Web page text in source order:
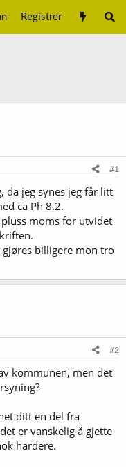
Registrer
#1
da jeg synes jeg får litt
ca Ph 8.2.
moms for utvidet
gjøres billigere mon tro
#2
kommunen, men det
ditt en del fra
er vanskelig å gjette
hardere.